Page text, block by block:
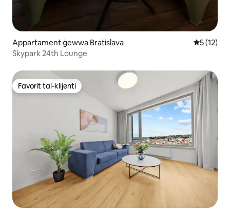
Appartament ġewwa Bratislava Rating
5 (12)
Skypark 24th Lounge
Favorit tal-klijenti
Favorit tal-klijenti